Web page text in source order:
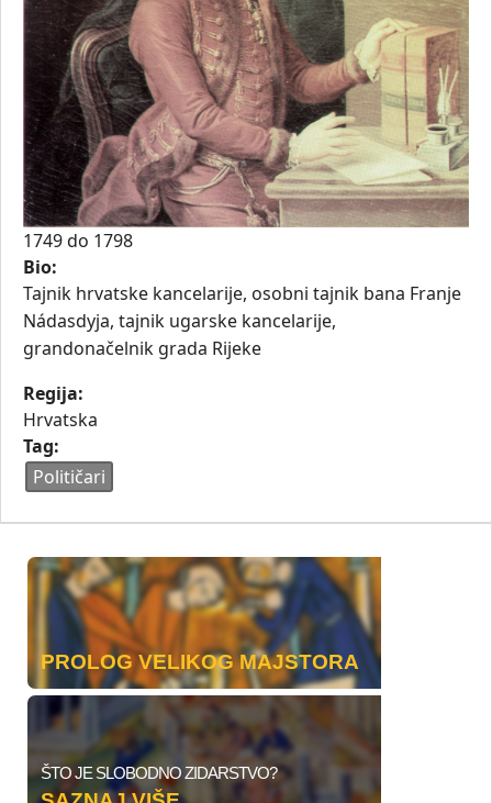
1749do 1798
Bio:
Tajnik hrvatske kancelarije, osobni tajnik bana Franje
Nádasdyja, tajnik ugarske kancelarije,
grandonačelnik grada Rijeke
Regija:
Hrvatska
Tag:
Političari
PROLOG VELIKOG MAJSTORA
ŠTO JE SLOBODNO ZIDARSTVO?